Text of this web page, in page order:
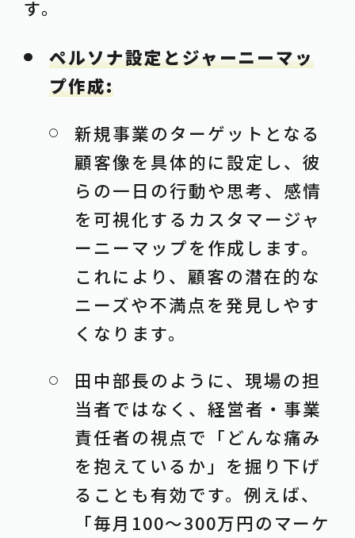
す。
ペルソナ設定とジャーニーマッ
プ作成:
新規事業のターゲットとなる
顧客像を具体的に設定し、彼
らの一日の行動や思考、感情
を可視化するカスタマージャ
ーニーマップを作成します。
これにより、顧客の潜在的な
ニーズや不満点を発見しやす
くなります。
田中部長のように、現場の担
当者ではなく、経営者・事業
責任者の視点で「どんな痛み
を抱えているか」を掘り下げ
ることも有効です。例えば、
「毎月100〜300万円のマーケ